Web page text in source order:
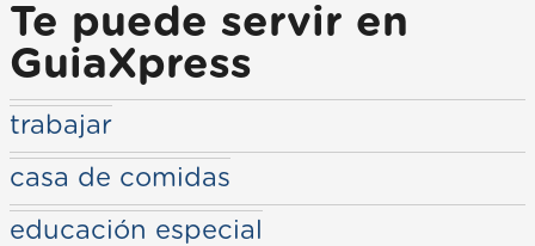
Te puede servir en
GuiaXpress
trabajar
casa de comidas
educación especial